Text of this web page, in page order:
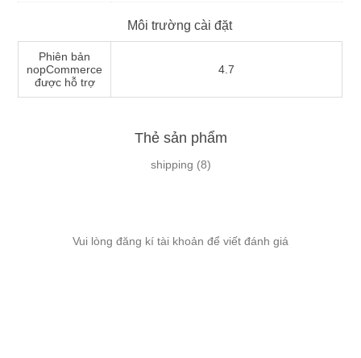
Môi trường cài đặt
Phiên bản
nopCommerce
được hỗ trợ
4.7
Thẻ sản phẩm
shipping (8)
Vui lòng đăng kí tài khoản để viết đánh giá